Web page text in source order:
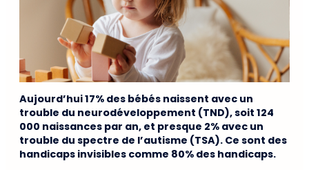
Aujourd’hui 17% des bébés naissent avec un
trouble du neurodéveloppement (TND), soit 124
000 naissances par an, et presque 2% avec un
trouble du spectre de l’autisme (TSA). Ce sont des
handicaps invisibles comme 80% des handicaps.